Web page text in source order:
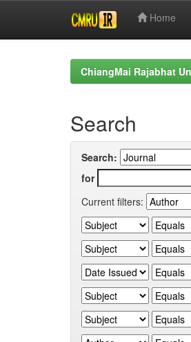
Home
ChiangMai Rajabhat
Search
Search:
for
Current filters: